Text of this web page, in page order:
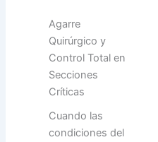
Agarre
Quirúrgico y
Control Total en
Secciones
Críticas
Cuando las
condiciones del